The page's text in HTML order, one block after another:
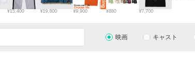
¥15,400 ¥19,800 ¥9,900 ¥880 ¥7,700
映画 キャスト